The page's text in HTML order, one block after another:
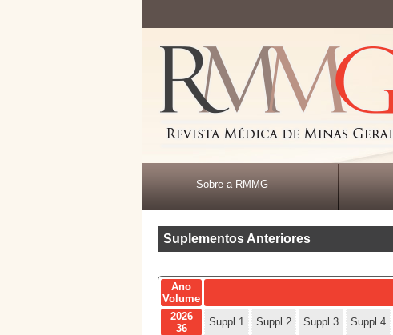
Sobre a RMMG
Suplementos Anteriores
Ano
Volume
2026
36
Suppl.1 Suppl.2 Suppl.3 Suppl.4